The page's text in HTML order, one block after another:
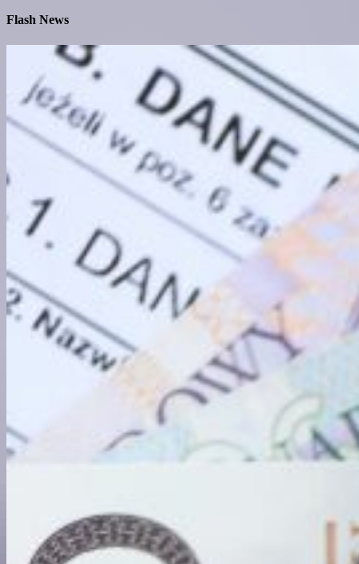
Flash News